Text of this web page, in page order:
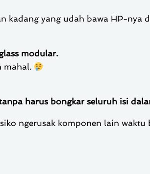
kadang yang udah bawa HP-nya
modular.
mahal.
harus bongkar seluruh isi
ngerusak komponen lain waktu